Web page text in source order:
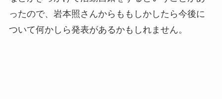
ったので、岩本照さんからももしかしたら今後に
ついて何かしら発表があるかもしれません。